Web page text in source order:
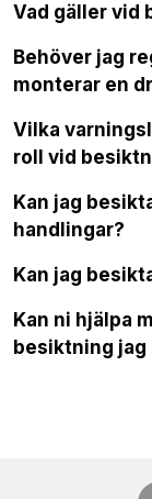
Vad gäller vid
Behöver jag
monterar en
Vilka
roll vid
Kan jag
handlingar?
Kan jag
Kan ni hjälpa
besiktning jag